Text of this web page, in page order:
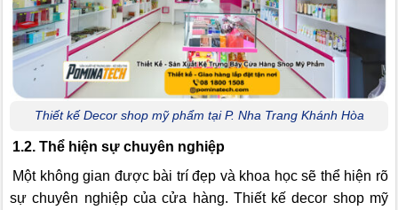
Thiết kế Decor shop mỹ phẩm tại P. Nha Trang Khánh Hòa
1.2. Thể hiện sự chuyên nghiệp
Một không gian được bài trí đẹp và khoa học sẽ thể hiện rõ
sự chuyên nghiệp của cửa hàng. Thiết kế decor shop mỹ